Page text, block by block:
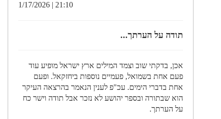
21:10 | 1/17/2026
תודה על הערתך...
אכן, בדקתי שוב וצמד המילים ארץ ישראל מופיע עוד
פעם אחת בשמואל, פעמיים נוספות ביחזקאל. ופעם
אחת בדברי הימים. עכ"פ לענין הנאמר בהרצאה העיקר
הוא שבתורה ובספר יהושע לא נזכר אבל תודה וישר כח
על הערתך.